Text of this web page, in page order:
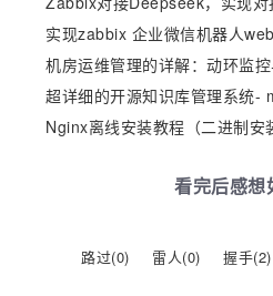
实现zabbix 企业微信机器人
机房运维管理的详解：动环监
超详细的开源知识库管理系统-
Nginx离线安装教程（二进制安
看完后感想
路过(0) 雷人(0) 握手(2)